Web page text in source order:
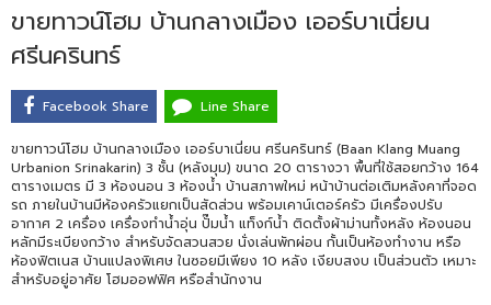
ขายทาวน์โฮม บ้านกลางเมือง เออร์บาเนี่ยน
ศรีนครินทร์
Facebook Share Line Share
ขายทาวน์โฮม บ้านกลางเมือง เออร์บาเนี่ยน ศรีนครินทร์ (Baan Klang Muang
Urbanion Srinakarin) 3 ชั้น (หลังมุม) ขนาด 20 ตารางวา พื้นที่ใช้สอยกว้าง 164
ตารางเมตร มี 3 ห้องนอน 3 ห้องน้ำ บ้านสภาพใหม่ หน้าบ้านต่อเติมหลังคาที่จอด
รถ ภายในบ้านมีห้องครัวแยกเป็นสัดส่วน พร้อมเคาน์เตอร์ครัว มีเครื่องปรับ
อากาศ 2 เครื่อง เครื่องทำน้ำอุ่น ปั๊มน้ำ แท็งก์น้ำ ติดตั้งผ้าม่านทั้งหลัง ห้องนอน
หลักมีระเบียงกว้าง สำหรับจัดสวนสวย นั่งเล่นพักผ่อน กั้นเป็นห้องทำงาน หรือ
ห้องฟิตเนส บ้านแปลงพิเศษ ในซอยมีเพียง 10 หลัง เงียบสงบ เป็นส่วนตัว เหมาะ
สำหรับอยู่อาศัย โฮมออฟฟิศ หรือสำนักงาน